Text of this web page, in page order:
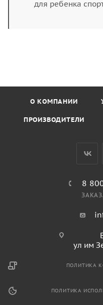
для ребенка
О КОМПАНИИ
ПРОИЗВОДИТЕЛИ
8
ул им
ПОЛИТИКА
ПОЛИТИКА